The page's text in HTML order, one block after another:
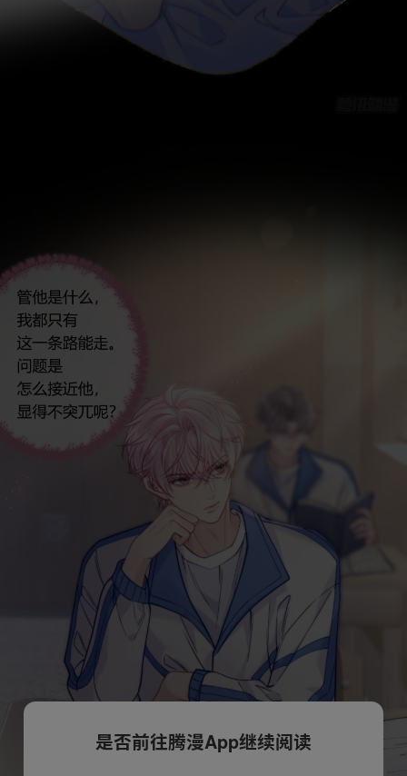
是否前往腾漫App继续阅读